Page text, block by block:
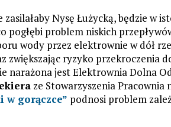
Nysę Łużycką, będzie w
pogłębi problem niskich
wody przez elektrownie w dół
zwiększając ryzyko przekroczenia
narażona jest Elektrownia Dolna
ze Stowarzyszenia
w gorączce” podnosi problem